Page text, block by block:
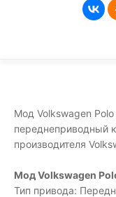
Мод Volkswagen Polo
переднеприводный
производителя
Мод Volkswagen
Тип привода: